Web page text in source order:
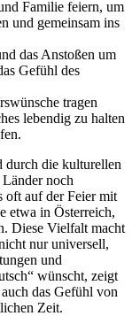
Familie feiern, um
und gemeinsam ins
das Anstoßen um
Gefühl des
tragen
lebendig zu halten
durch die kulturellen
noch
oft auf der Feier mit
etwa in Österreich,
Diese Vielfalt macht
nur universell,
und
wünscht, zeigt
das Gefühl von
Zeit.